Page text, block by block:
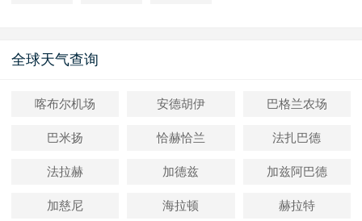
全球天气查询
喀布尔机场 安德胡伊 巴格兰农场
巴米扬 恰赫恰兰 法扎巴德
法拉赫 加德兹 加兹阿巴德
加慈尼 海拉顿 赫拉特